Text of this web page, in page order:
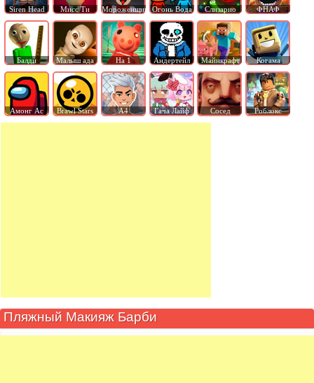
Siren Head Мисс Ти Мороженщик Огонь Вода Слизарио ФНАФ
Балди Малыш ада На 1 Андертейл Майнкрафт Когама
Амонг Ас Brawl Stars А4 Гача Лайф Сосед Роблокс
Пляжный Макияж Барби